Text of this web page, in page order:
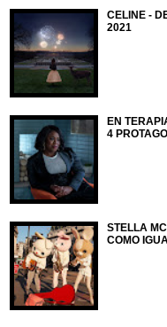
CELINE -
2021
EN
4
STELLA
COMO